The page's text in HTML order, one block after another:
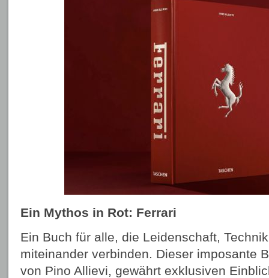
Ein Mythos in Rot: Ferrari
Ein Buch für alle, die Leidenschaft,
miteinander verbinden. Dieser imposante
von Pino Allievi, gewährt exklusiven